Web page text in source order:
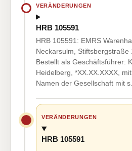
VERÄNDERUNGEN
HRB 105591
HRB 105591: EMRS
Neckarsulm, Stiftsbergstraße
Bestellt als Geschäftsführer:
Heidelberg, *XX.XX.XXXX,
Namen der Gesellschaft mit
VERÄNDERUNGEN
HRB 105591